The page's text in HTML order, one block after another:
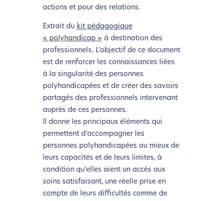
actions et pour des relations.
Extrait du kit pédagogique
« polyhandicap » à destination des
professionnels. L’objectif de ce document
est de renforcer les connaissances liées
à la singularité des personnes
polyhandicapées et de créer des savoirs
partagés des professionnels intervenant
auprès de ces personnes.
Il donne les principaux éléments qui
permettent d’accompagner les
personnes polyhandicapées au mieux de
leurs capacités et de leurs limites, à
condition qu’elles aient un accès aux
soins satisfaisant, une réelle prise en
compte de leurs difficultés comme de